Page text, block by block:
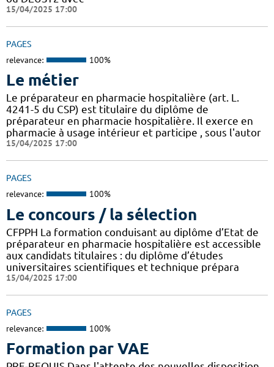
15/04/2025 17:00
PAGES
relevance: 100%
Le métier
Le préparateur en pharmacie hospitalière (art. L.
4241-5 du CSP) est titulaire du diplôme de
préparateur en pharmacie hospitalière. Il exerce en
pharmacie à usage intérieur et participe , sous l'autor
15/04/2025 17:00
PAGES
relevance: 100%
Le concours / la sélection
CFPPH La formation conduisant au diplôme d’Etat de
préparateur en pharmacie hospitalière est accessible
aux candidats titulaires : du diplôme d’études
universitaires scientifiques et technique prépara
15/04/2025 17:00
PAGES
relevance: 100%
Formation par VAE